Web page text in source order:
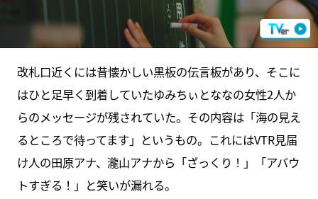
改札口近くには昔懐かしい黒板の伝言板があり、そこに
はひと足早く到着していたゆみちぃとななの女性2人か
らのメッセージが残されていた。その内容は「海の見え
るところで待ってます」というもの。これにはVTR見届
け人の田原アナ、瀧山アナから「ざっくり！」「アバウ
トすぎる！」と笑いが漏れる。